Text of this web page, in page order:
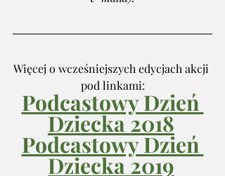
Więcej o wcześniejszych edycjach akcji
pod linkami:
Podcastowy Dzień
Dziecka 2018
Podcastowy Dzień
Dziecka 2019